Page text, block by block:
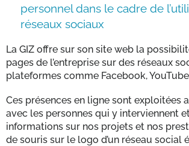
personnel dans le cadre de
réseaux sociaux
La GIZ offre sur son site web la
pages de l’entreprise sur des réseaux
plateformes comme Facebook,
Ces présences en ligne sont exploitées
avec les personnes qui y interviennent
informations sur nos projets et nos
de souris sur le logo d’un réseau social